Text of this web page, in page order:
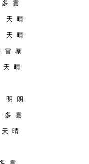
雲
晴
晴
雷 暴
晴
朗
雲
晴